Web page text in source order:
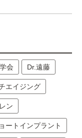
会 Dr.遠藤
エイジング
ン
ートインプラント